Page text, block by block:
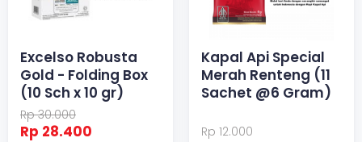
Excelso Robusta
Gold - Folding Box
(10 Sch x 10 gr)
Rp 30.000
Rp 28.400
Kapal Api Special
Merah Renteng (11
Sachet @6 Gram)
Rp 12.000